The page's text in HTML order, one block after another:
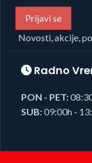
Novosti, akcije,
Radno
PON - PET:
SUB:09:00h -